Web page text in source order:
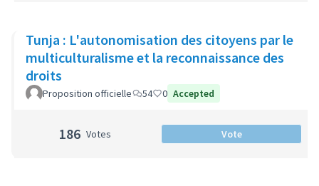
Tunja : L'autonomisation des citoyens par le
multiculturalisme et la reconnaissance des
droits
Proposition officielle 54 0 Accepted
186 Votes Vote